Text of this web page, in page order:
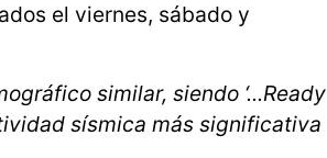
el viernes, sábado y
similar, siendo ‘...Ready
sísmica más significativa